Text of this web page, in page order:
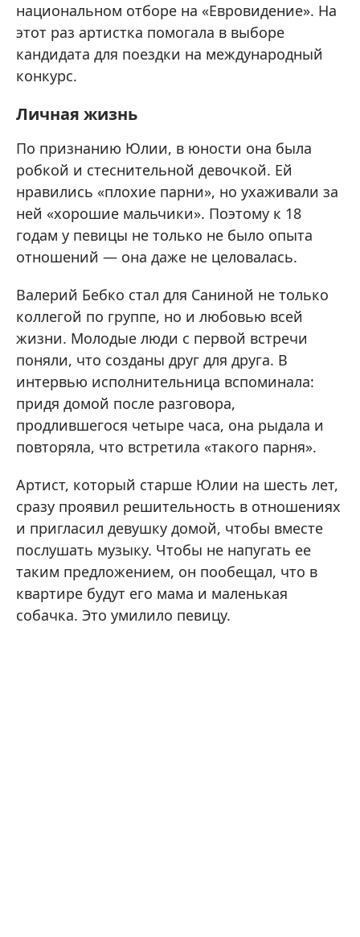
национальном отборе на «Евровидение». На
этот раз артистка помогала в выборе
кандидата для поездки на международный
конкурс.
Личная жизнь
По признанию Юлии, в юности она была
робкой и стеснительной девочкой. Ей
нравились «плохие парни», но ухаживали за
ней «хорошие мальчики». Поэтому к 18
годам у певицы не только не было опыта
отношений — она даже не целовалась.
Валерий Бебко стал для Саниной не только
коллегой по группе, но и любовью всей
жизни. Молодые люди с первой встречи
поняли, что созданы друг для друга. В
интервью исполнительница вспоминала:
придя домой после разговора,
продлившегося четыре часа, она рыдала и
повторяла, что встретила «такого парня».
Артист, который старше Юлии на шесть лет,
сразу проявил решительность в отношениях
и пригласил девушку домой, чтобы вместе
послушать музыку. Чтобы не напугать ее
таким предложением, он пообещал, что в
квартире будут его мама и маленькая
собачка. Это умилило певицу.